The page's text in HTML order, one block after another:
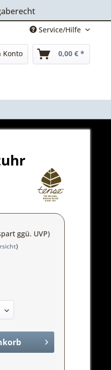
Service/Hilfe
Konto 0,00 € *
ggü. UVP)
)